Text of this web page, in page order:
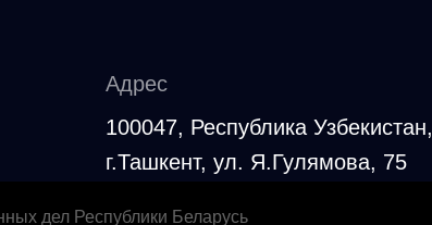
Адрес
100047, Республика Узбекистан,
г.Ташкент, ул. Я.Гулямова, 75
дел Республики Беларусь